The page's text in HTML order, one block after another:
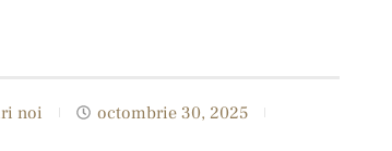
noi
octombrie 30, 2025